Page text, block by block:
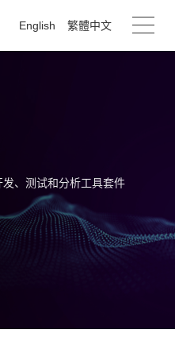
English 繁體中文
、测试和分析工具套件